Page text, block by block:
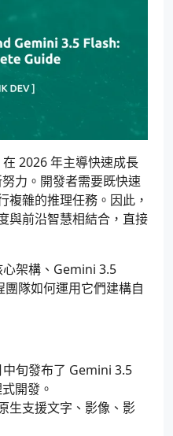
2026 年主導快速成長
力。開發者需要既快速
複雜的推理任務。因此，
與前沿智慧相結合，直接
架構、Gemini 3.5
隊如何運用它們建構自
旬發布了 Gemini 3.5
開發。
生支援文字、影像、影